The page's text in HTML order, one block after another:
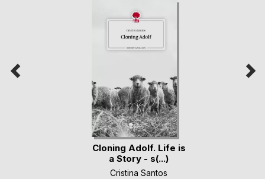
Cloning Adolf. Life is
a Story - s(...)
Cristina Santos